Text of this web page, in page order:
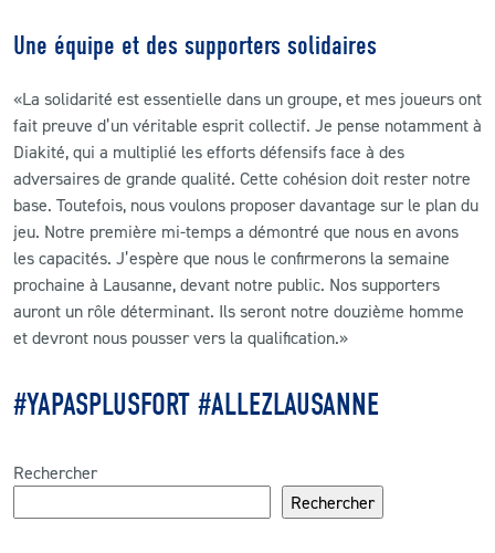
Une équipe et des supporters solidaires
«La solidarité est essentielle dans un groupe, et mes joueurs ont
fait preuve d’un véritable esprit collectif. Je pense notamment à
Diakité, qui a multiplié les efforts défensifs face à des
adversaires de grande qualité. Cette cohésion doit rester notre
base. Toutefois, nous voulons proposer davantage sur le plan du
jeu. Notre première mi-temps a démontré que nous en avons
les capacités. J’espère que nous le confirmerons la semaine
prochaine à Lausanne, devant notre public. Nos supporters
auront un rôle déterminant. Ils seront notre douzième homme
et devront nous pousser vers la qualification.»
#YAPASPLUSFORT #ALLEZLAUSANNE
Rechercher
Rechercher